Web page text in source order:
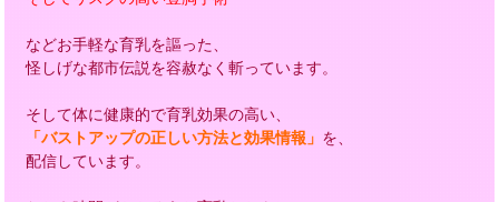
などお手軽な育乳を謳った、
怪しげな都市伝説を容赦なく斬っています。
そして体に健康的で育乳効果の高い、
「バストアップの正しい方法と効果情報」 を、
配信しています。